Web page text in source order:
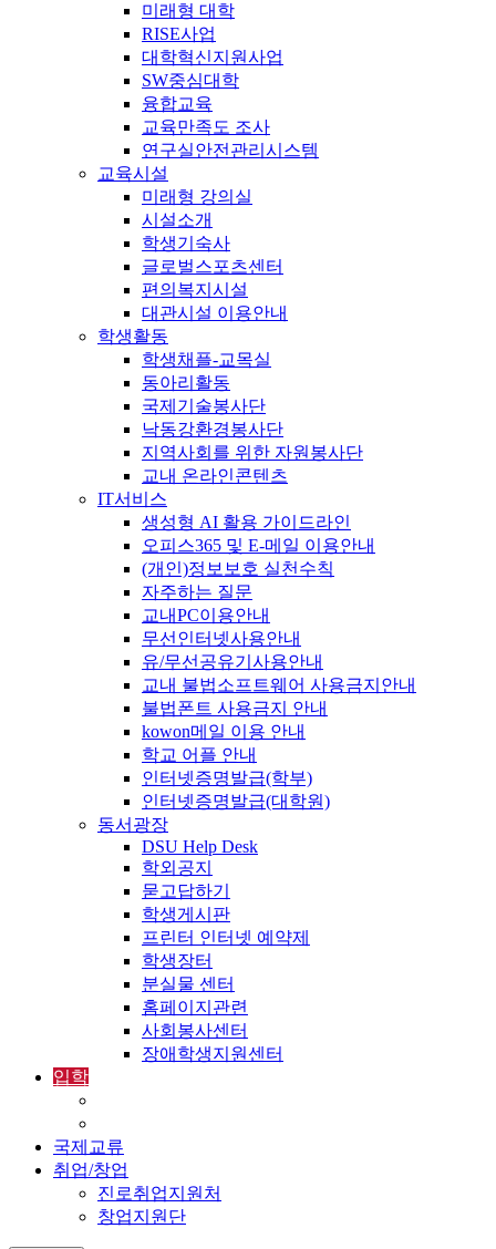
미래형 대학
RISE사업
대학혁신지원사업
SW중심대학
융합교육
교육만족도 조사
연구실안전관리시스템
교육시설
미래형 강의실
시설소개
학생기숙사
글로벌스포츠센터
편의복지시설
대관시설 이용안내
학생활동
학생채플-교목실
동아리활동
국제기술봉사단
낙동강환경봉사단
지역사회를 위한 자원봉사단
교내 온라인콘텐츠
IT서비스
생성형 AI 활용 가이드라인
오피스365 및 E-메일 이용안내
(개인)정보보호 실천수칙
자주하는 질문
교내PC이용안내
무선인터넷사용안내
유/무선공유기사용안내
교내 불법소프트웨어 사용금지안내
불법폰트 사용금지 안내
kowon메일 이용 안내
학교 어플 안내
인터넷증명발급(학부)
인터넷증명발급(대학원)
동서광장
DSU Help Desk
학외공지
묻고답하기
학생게시판
프린터 인터넷 예약제
학생장터
분실물 센터
홈페이지관련
사회봉사센터
장애학생지원센터
입학
국제교류
취업/창업
진로취업지원처
창업지원단